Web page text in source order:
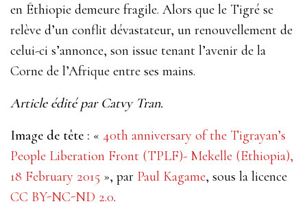
en Éthiopie demeure fragile. Alors que le Tigré se
relève d’un conflit dévastateur, un renouvellement de
celui-ci s’annonce, son issue tenant l’avenir de la
Corne de l’Afrique entre ses mains.
Article édité par Catvy Tran.
Image de tête : « 40th anniversary of the Tigrayan’s
People Liberation Front (TPLF)- Mekelle (Ethiopia),
18 February 2015 », par Paul Kagame, sous la licence
CC BY-NC-ND 2.0.